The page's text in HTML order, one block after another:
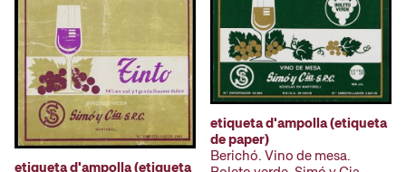
etiqueta d'ampolla (etiqueta
etiqueta d'ampolla (etiqueta
de paper)
Berichó. Vino de mesa.